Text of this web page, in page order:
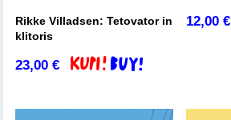
Rikke Villadsen: Tetovator in
klitoris
23,00€ Dodaj v košarico
12,00€